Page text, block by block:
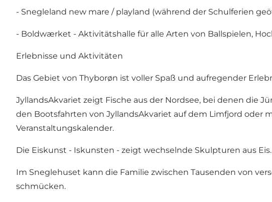
- Snegleland new mare / playland (während der Schulferien
- Boldwærket - Aktivitätshalle für alle Arten von Ballspielen,
Erlebnisse und Aktivitäten
Das Gebiet von Thyborøn ist voller Spaß und aufregender
JyllandsAkvariet zeigt Fische aus der Nordsee, bei denen die
den Bootsfahrten von JyllandsAkvariet auf dem Limfjord oder
Veranstaltungskalender.
Die Eiskunst - Iskunsten - zeigt wechselnde Skulpturen aus Eis.
Im Sneglehuset kann die Familie zwischen Tausenden von
schmücken.